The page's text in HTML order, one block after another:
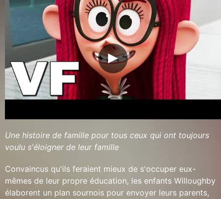
Une histoire de famille pour tous ceux qui ont toujours
voulu s'éloigner de leur famille
Convaincus qu'ils feraient mieux de s'occuper eux-
mêmes de leur propre éducation, les enfants Willoughby
élaborent un plan sournois pour envoyer leurs parents,